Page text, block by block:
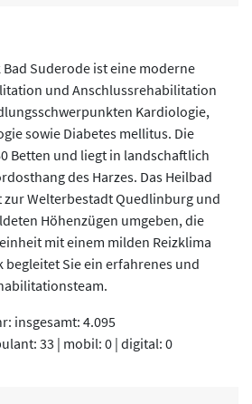
Bad Suderode ist eine moderne
und Anschlussrehabilitation
Kardiologie,
sowie Diabetes mellitus. Die
Betten und liegt in landschaftlich
des Harzes. Das Heilbad
zur Welterbestadt Quedlinburg und
Höhenzügen umgeben, die
mit einem milden Reizklima
begleitet Sie ein erfahrenes und
insgesamt: 4.095
33 | mobil: 0 | digital: 0